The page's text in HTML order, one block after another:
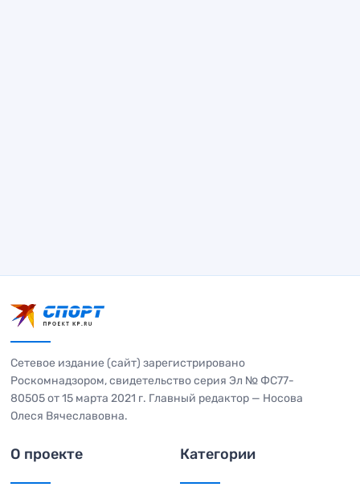
Сетевое издание (сайт) зарегистрировано
Роскомнадзором, свидетельство серия Эл № ФС77-
80505 от 15 марта 2021 г. Главный редактор — Носова
Олеся Вячеславовна.
О проекте Категории